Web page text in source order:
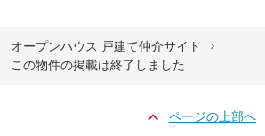
オープンハウス 戸建て仲介サイト
この物件の掲載は終了しました
ページの上部へ